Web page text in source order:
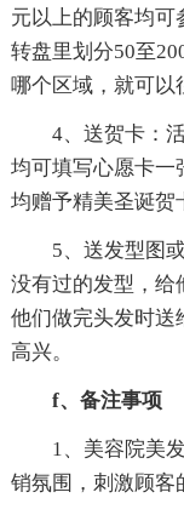
元以上的顾客均可
转盘里划分50至
哪个区域，就可以
4、送贺卡：活
均可填写心愿卡一
均赠予精美圣诞贺
5、送发型图或
没有过的发型，给
他们做完头发时送
高兴。
f、备注事项
1、美容院美发
销氛围，刺激顾客